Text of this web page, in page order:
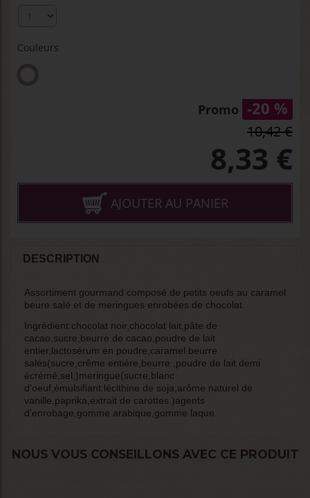
Couleurs
Promo -20 %
10,42 €
8,33 €
AJOUTER AU PANIER
DESCRIPTION
Assortiment gourmand composé de petits oeufs au caramel
beure salé et de meringues enrobées de chocolat
Ingrédient:chocolat noir,chocolat lait,pâte de
cacao,sucre,beurre de cacao,poudre de lait
entier,lactosérum en poudre,caramel beurre
salés(sucre,crême entiére,beurre ,poudre de lait demi
écrémé,sel,)meringue(sucre,blanc
d'oeuf,émulsifiant:lécithine de soja,arôme naturel de
vanille,paprika,extrait de carottes.)agents
d'enrobage,gomme arabique,gomme laque.
NOUS VOUS CONSEILLONS AVEC CE PRODUIT